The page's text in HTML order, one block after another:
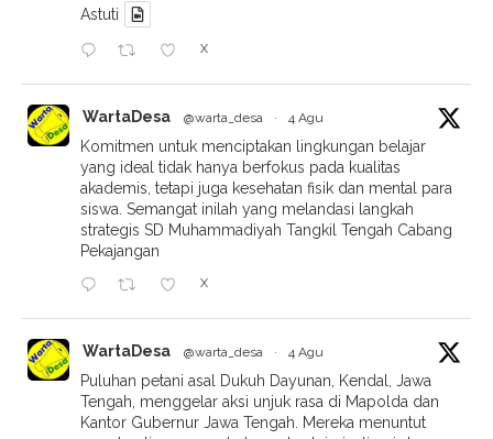
Astuti
X
WartaDesa @warta_desa · 4 Agu
Komitmen untuk menciptakan lingkungan belajar
yang ideal tidak hanya berfokus pada kualitas
akademis, tetapi juga kesehatan fisik dan mental para
siswa. Semangat inilah yang melandasi langkah
strategis SD Muhammadiyah Tangkil Tengah Cabang
Pekajangan
X
WartaDesa @warta_desa · 4 Agu
Puluhan petani asal Dukuh Dayunan, Kendal, Jawa
Tengah, menggelar aksi unjuk rasa di Mapolda dan
Kantor Gubernur Jawa Tengah. Mereka menuntut